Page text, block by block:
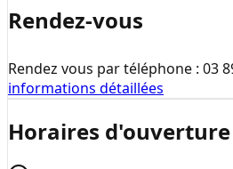
Rendez-vous
Rendez vous par téléphone : 03
informations détaillées
Horaires d'ouverture